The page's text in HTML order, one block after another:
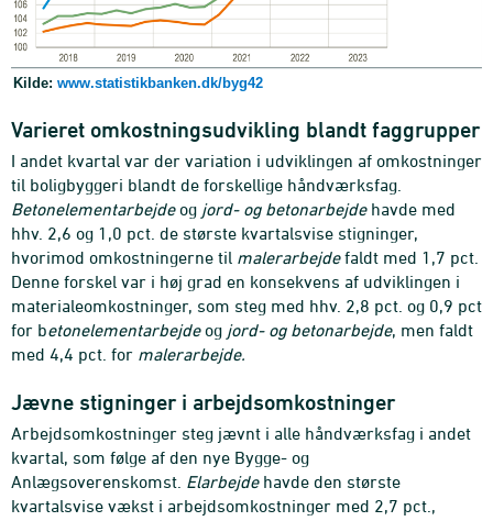
Kilde: www.statistikbanken.dk/byg42
Varieret omkostningsudvikling blandt faggrupper
I andet kvartal var der variation i udviklingen af omkostninger
til boligbyggeri blandt de forskellige håndværksfag.
Betonelementarbejdeog jord- og betonarbejdehavde med
hhv. 2,6 og 1,0 pct. de største kvartalsvise stigninger,
hvorimod omkostningerne til malerarbejdefaldt med 1,7 pct.
Denne forskel var i høj grad en konsekvens af udviklingen i
materialeomkostninger, som steg med hhv. 2,8 pct. og 0,9 pct
for betonelementarbejdeog jord- og betonarbejde, men faldt
med 4,4 pct. for malerarbejde.
Jævne stigninger i arbejdsomkostninger
Arbejdsomkostninger steg jævnt i alle håndværksfag i andet
kvartal, som følge af den nye Bygge- og
Anlægsoverenskomst. Elarbejdehavde den største
kvartalsvise vækst i arbejdsomkostninger med 2,7 pct.,